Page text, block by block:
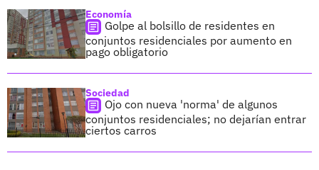
Economía
Golpe al bolsillo de residentes en
conjuntos residenciales por aumento en
pago obligatorio
Sociedad
Ojo con nueva 'norma' de algunos
conjuntos residenciales; no dejarían entrar
ciertos carros